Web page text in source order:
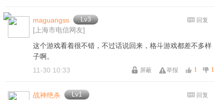
maguangss Lv3
[上海市电信网友]
回复
这个游戏看着很不错，不过话说回来，格斗游戏都差不多样
子啊。
1
1
举报
屏蔽
11-30 10:33
战神绝杀 Lv1 回复